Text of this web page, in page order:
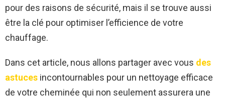
pour des raisons de sécurité, mais il se trouve aussi
être la clé pour optimiser l’efficience de votre
chauffage.
Dans cet article, nous allons partager avec vous des
astuces incontournables pour un nettoyage efficace
de votre cheminée qui non seulement assurera une